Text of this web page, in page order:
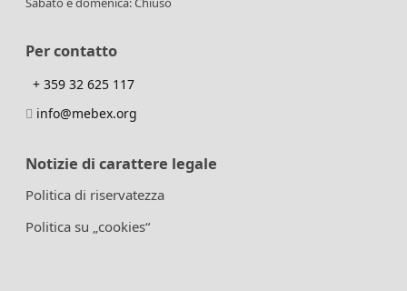
Per contatto
+ 359 32 625 117
info@mebex.org
Notizie di carattere legale
Politica di riservatezza
Politica su „cookies“